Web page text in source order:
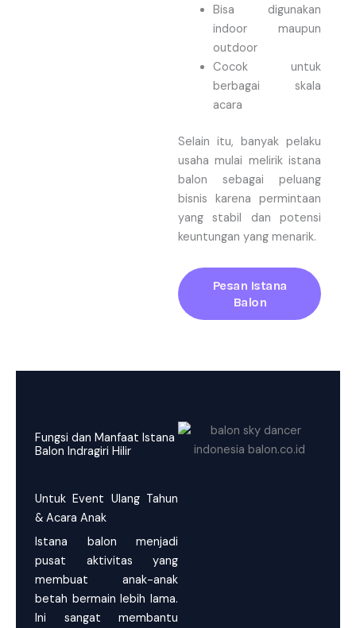
Bisa digunakan
indoor maupun
outdoor
Cocok untuk
berbagai skala
acara
Selain itu, banyak pelaku
usaha mulai melirik istana
balon sebagai peluang
bisnis karena permintaan
yang stabil dan potensi
keuntungan yang menarik.
Pesan Istana
Balon
Fungsi dan Manfaat Istana
Balon Indragiri Hilir
Untuk Event Ulang Tahun
& Acara Anak
Istana balon menjadi
pusat aktivitas yang
membuat anak-anak
betah bermain lebih lama.
Ini sangat membantu